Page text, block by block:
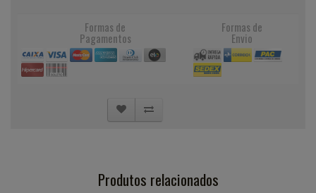
Formas de
Pagamentos
Formas de
Envio
Produtos relacionados